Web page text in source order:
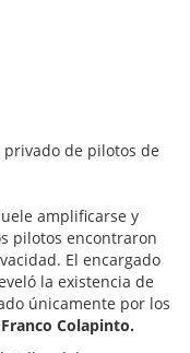
amplificarse y
pilotos encontraron
El encargado
la existencia de
únicamente por los
Franco Colapinto.